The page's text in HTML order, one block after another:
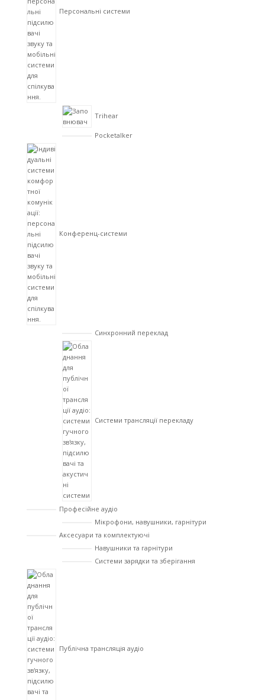
Персональні системи
Trihear
Pocketalker
Конференц-системи
Синхронний переклад
Системи трансляції перекладу
Професійне аудіо
Мікрофони, навушники, гарнітури
Аксесуари та комплектуючі
Навушники та гарнітури
Системи зарядки та зберігання
Публічна трансляція аудіо